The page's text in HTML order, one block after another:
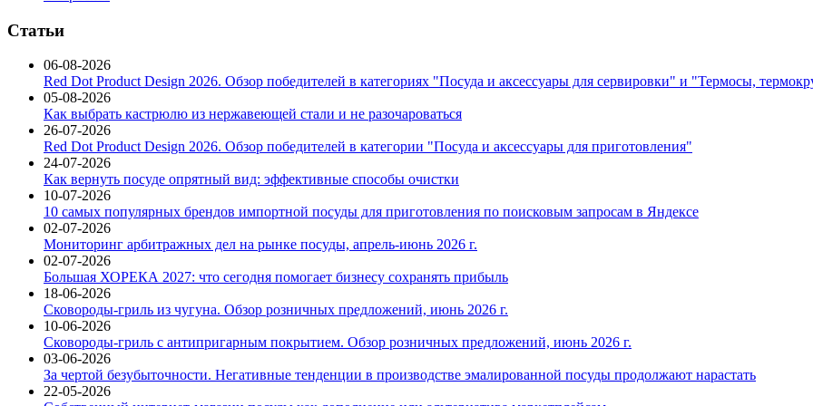
Статьи
06-08-2026
Red Dot Product Design 2026. Обзор победителей в категориях "Посуда и аксессуары для сервировки" и "Термосы,
05-08-2026
Как выбрать кастрюлю из нержавеющей стали и не разочароваться
26-07-2026
Red Dot Product Design 2026. Обзор победителей в категории "Посуда и аксессуары для приготовления"
24-07-2026
Как вернуть посуде опрятный вид: эффективные способы очистки
10-07-2026
10 самых популярных брендов импортной посуды для приготовления по поисковым запросам в Яндексе
02-07-2026
Мониторинг арбитражных дел на рынке посуды, апрель-июнь 2026 г.
02-07-2026
Большая ХОРЕКА 2027: что сегодня помогает бизнесу сохранять прибыль
18-06-2026
Сковороды-гриль из чугуна. Обзор розничных предложений, июнь 2026 г.
10-06-2026
Сковороды-гриль с антипригарным покрытием. Обзор розничных предложений, июнь 2026 г.
03-06-2026
За чертой безубыточности. Негативные тенденции в производстве эмалированной посуды продолжают нарастать
22-05-2026